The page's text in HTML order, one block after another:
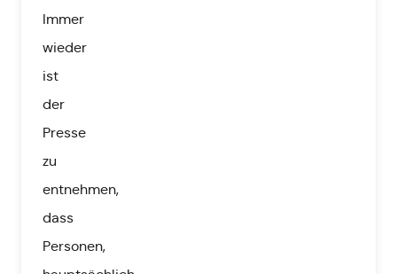
Immer
wieder
ist
der
Presse
zu
entnehmen,
dass
Personen,